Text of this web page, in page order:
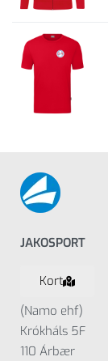
JAKOSPORT
Kort
(Namo ehf)
Krókháls 5F
110 Árbær